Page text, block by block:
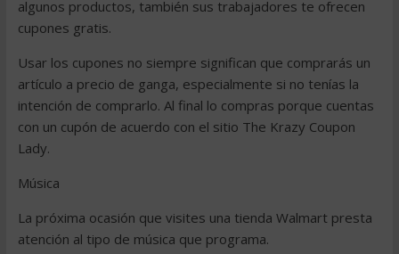
algunos productos, también sus trabajadores te ofrecen
cupones gratis.
Usar los cupones no siempre significan que comprarás un
artículo a precio de ganga, especialmente si no tenías la
intención de comprarlo. Al final lo compras porque cuentas
con un cupón de acuerdo con el sitio The Krazy Coupon
Lady.
Música
La próxima ocasión que visites una tienda Walmart presta
atención al tipo de música que programa.